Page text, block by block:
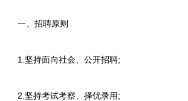
一、招聘原则
1.坚持面向社会、公开招聘;
2.坚持考试考察、择优录用;